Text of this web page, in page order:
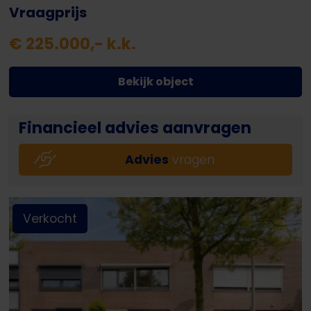
Vraagprijs
€ 225.000,- k.k.
Bekijk object
Financieel advies aanvragen
Advies vragen
Verkocht